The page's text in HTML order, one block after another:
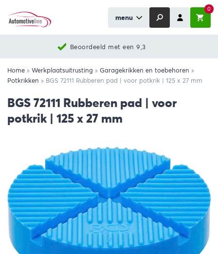
menu
0
Beoordeeld met een 9,3
Home » Werkplaatsuitrusting » Garagekrikken en toebehoren »
Potkrikken » BGS 72111 Rubberen pad | voor potkrik | 125 x 27 mm
BGS 72111 Rubberen pad | voor
potkrik | 125 x 27 mm